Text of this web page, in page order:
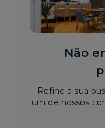
Não
Refine a sua
um de nossos